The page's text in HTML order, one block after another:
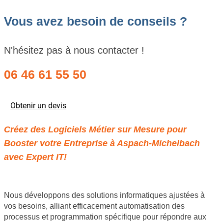
Vous avez besoin de conseils ?
N'hésitez pas à nous contacter !
06 46 61 55 50
Obtenir un devis
Créez des Logiciels Métier sur Mesure pour
Booster votre Entreprise à Aspach-Michelbach
avec Expert IT!
Nous développons des solutions informatiques ajustées à
vos besoins, alliant efficacement automatisation des
processus et programmation spécifique pour répondre aux